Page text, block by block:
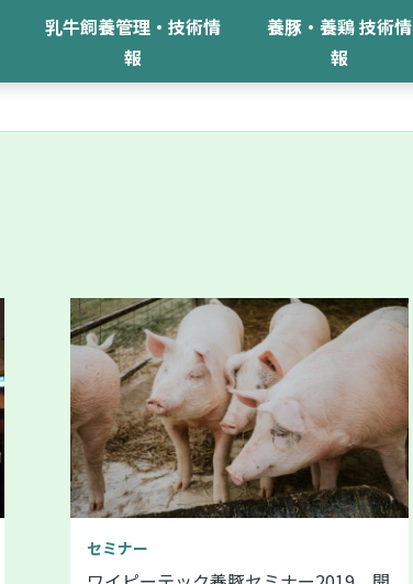
乳牛飼養管理・技術情
報
養豚・養鶏 技術情
報
セミナー